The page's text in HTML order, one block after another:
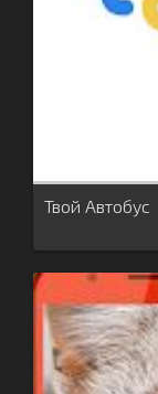
Твой Автобус